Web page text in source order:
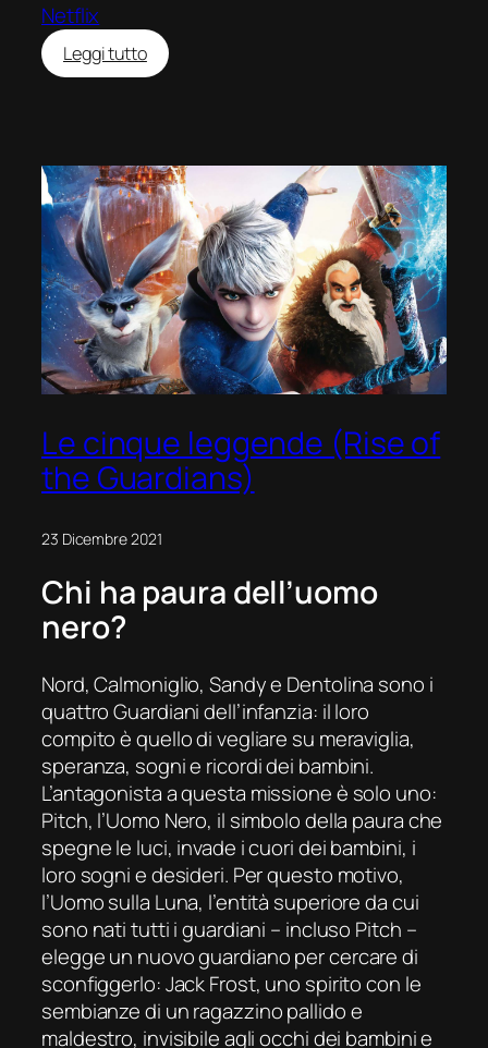
Netflix
Leggi tutto:
Annientamento
Le cinque leggende (Rise of
the Guardians)
23 Dicembre 2021
Chi ha paura dell’uomo
nero?
Nord, Calmoniglio, Sandy e Dentolina sono i
quattro Guardiani dell’infanzia: il loro
compito è quello di vegliare su meraviglia,
speranza, sogni e ricordi dei bambini.
L’antagonista a questa missione è solo uno:
Pitch, l’Uomo Nero, il simbolo della paura che
spegne le luci, invade i cuori dei bambini, i
loro sogni e desideri. Per questo motivo,
l’Uomo sulla Luna, l’entità superiore da cui
sono nati tutti i guardiani – incluso Pitch –
elegge un nuovo guardiano per cercare di
sconfiggerlo: Jack Frost, uno spirito con le
sembianze di un ragazzino pallido e
maldestro, invisibile agli occhi dei bambini e